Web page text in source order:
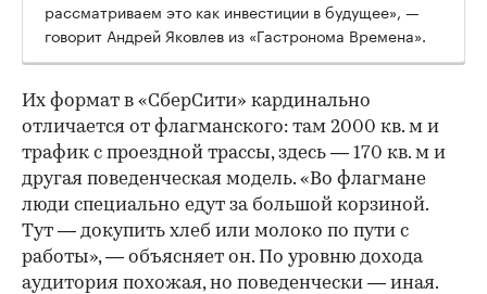
рассматриваем это как инвестиции в будущее», —
говорит Андрей Яковлев из «Гастронома Времена».
Их формат в «СберСити» кардинально
отличается от флагманского: там 2000 кв. м и
трафик с проездной трассы, здесь — 170 кв. м и
другая поведенческая модель. «Во флагмане
люди специально едут за большой корзиной.
Тут — докупить хлеб или молоко по пути с
работы», — объясняет он. По уровню дохода
аудитория похожая, но поведенчески — иная.